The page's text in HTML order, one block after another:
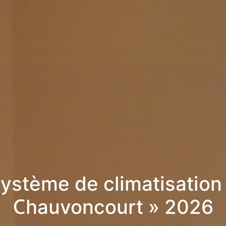
de climatisation
Chauvoncourt » 2026